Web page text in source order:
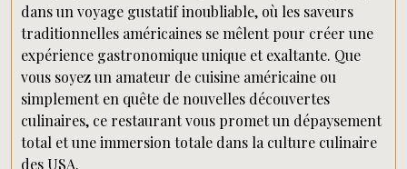
dans un voyage gustatif inoubliable, où les saveurs
traditionnelles américaines se mêlent pour créer une
expérience gastronomique unique et exaltante. Que
vous soyez un amateur de cuisine américaine ou
simplement en quête de nouvelles découvertes
culinaires, ce restaurant vous promet un dépaysement
total et une immersion totale dans la culture culinaire
des USA.